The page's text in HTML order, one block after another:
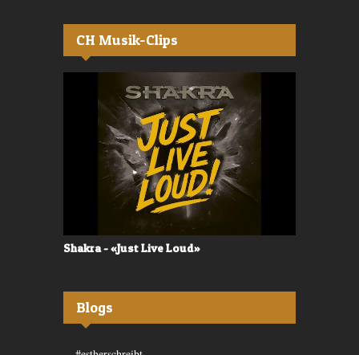
CH Musik-Clips
Shakra - «Just Live Loud»
Blogs